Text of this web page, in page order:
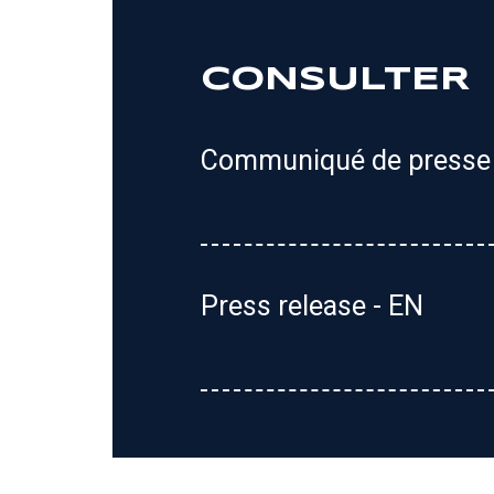
CONSULTER
Communiqué de presse
Press release - EN